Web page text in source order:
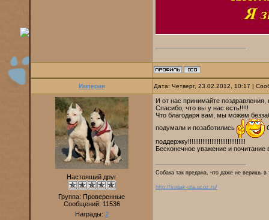
Империя Дата: Четверг, 23.02.2012, 10:17 |
Настоящий друг
Группа: Проверенные
Сообщений: 11536
Награды: 2
И от нас принимайте
Спасибо, что вы у нас есть!!!!!
Что благодаря вам, мы можем
подумали и позаботились
поддержку!!!!!!!!!!!!!!!!!!!!!!!!!!!!!!!!
Бесконечное уважение и
Собака так предана, что даже не веришь
http://sudak-uta.ucoz.ru/